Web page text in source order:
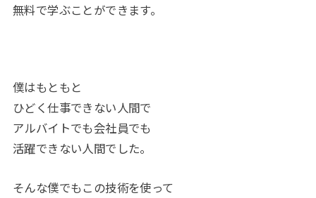
無料で学ぶことができます。
僕はもともと
ひどく仕事できない人間で
アルバイトでも会社員でも
活躍できない人間でした。
そんな僕でもこの技術を使って